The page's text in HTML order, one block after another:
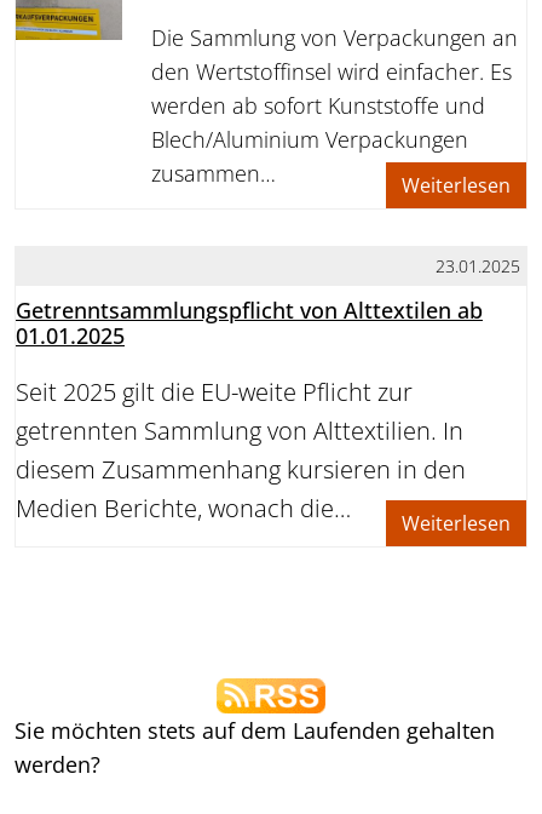
Die Sammlung von Verpackungen an
den Wertstoffinsel wird einfacher. Es
werden ab sofort Kunststoffe und
Blech/Aluminium Verpackungen
zusammen…
Weiterlesen
23.01.2025
Getrenntsammlungspflicht von Alttextilen ab
01.01.2025
Seit 2025 gilt die EU-weite Pflicht zur
getrennten Sammlung von Alttextilien. In
diesem Zusammenhang kursieren in den
Medien Berichte, wonach die…
Weiterlesen
Sie möchten stets auf dem Laufenden gehalten
werden?